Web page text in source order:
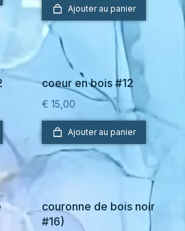
Ajouter au panier
coeur en bois #12
€ 15,00
Ajouter au panier
couronne de bois noir
#16)